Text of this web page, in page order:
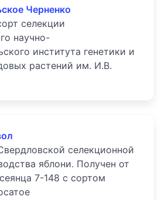
Черненко
селекции
научно-
института генетики и
растений им. И.В.
селекционной
яблони. Получен от
7-148 с сортом